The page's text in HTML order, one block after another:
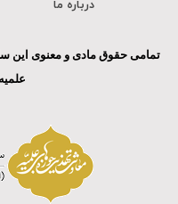
درباره ما
تمامی حقوق مادی و معنوی این